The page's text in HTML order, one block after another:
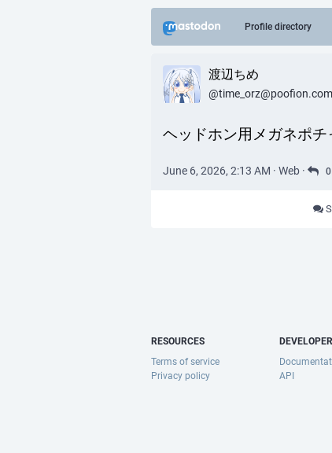
Profile directory
渡辺ちめ
@time_orz@poofion.com
ヘッドホン用メガネポチ
June 6, 2026, 2:13 AM · Web · 0
RESOURCES
Terms of service
Privacy policy
API